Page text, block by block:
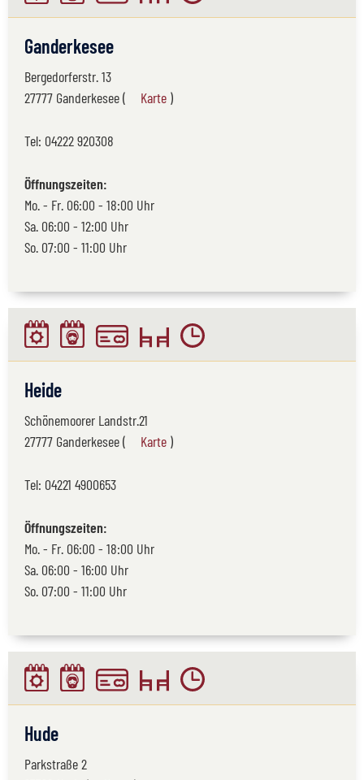
Ganderkesee
Bergedorferstr. 13
27777 Ganderkesee (
Karte )
Tel: 04222 920308
Öffnungszeiten:
Mo. - Fr. 06:00 - 18:00 Uhr
Sa. 06:00 - 12:00 Uhr
So. 07:00 - 11:00 Uhr
Heide
Schönemoorer Landstr.21
27777 Ganderkesee (
Karte )
Tel: 04221 4900653
Öffnungszeiten:
Mo. - Fr. 06:00 - 18:00 Uhr
Sa. 06:00 - 16:00 Uhr
So. 07:00 - 11:00 Uhr
Hude
Parkstraße 2